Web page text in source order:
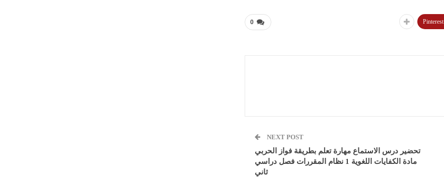
0 Pinterest
NEXT POST
تحضير درس الاستماع مهارة تعلم بطريقة فواز الحربي
مادة الكفايات اللغوية 1 نظام المقررات فصل دراسي
ثاني